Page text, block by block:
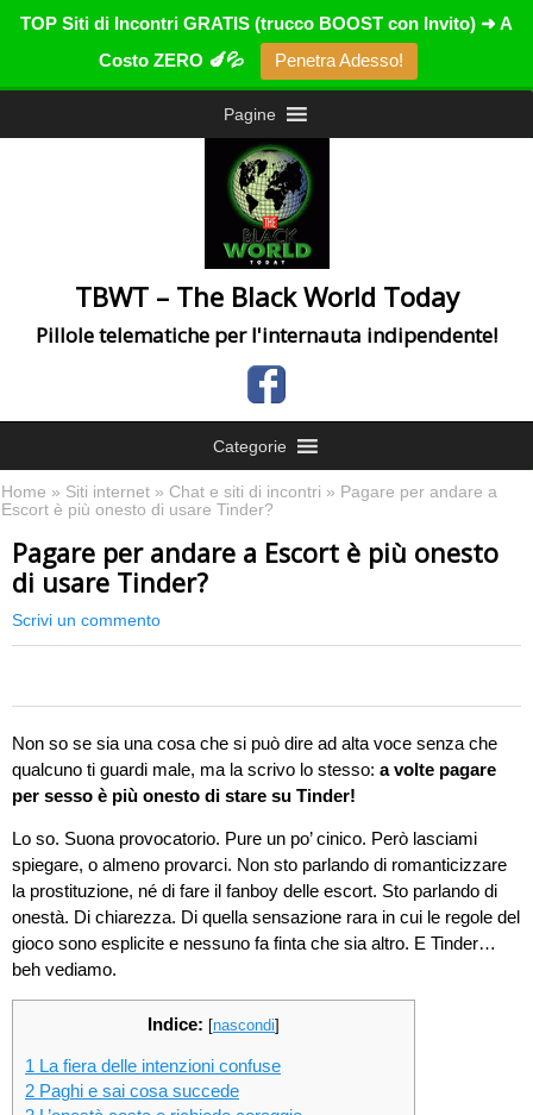
TOP Siti di Incontri GRATIS (trucco BOOST con Invito) ➜ A
Costo ZERO 🍆💦
Penetra Adesso!
Pagine
TBWT – The Black World Today
Pillole telematiche per l'internauta indipendente!
Categorie
Home » Siti internet » Chat e siti di incontri » Pagare per andare a
Escort è più onesto di usare Tinder?
Pagare per andare a Escort è più onesto
di usare Tinder?
Scrivi un commento
Non so se sia una cosa che si può dire ad alta voce senza che
qualcuno ti guardi male, ma la scrivo lo stesso: a volte pagare
per sesso è più onesto di stare su Tinder!
Lo so. Suona provocatorio. Pure un po’ cinico. Però lasciami
spiegare, o almeno provarci. Non sto parlando di romanticizzare
la prostituzione, né di fare il fanboy delle escort. Sto parlando di
onestà. Di chiarezza. Di quella sensazione rara in cui le regole del
gioco sono esplicite e nessuno fa finta che sia altro. E Tinder…
beh vediamo.
Indice: [nascondi]
1 La fiera delle intenzioni confuse
2 Paghi e sai cosa succede